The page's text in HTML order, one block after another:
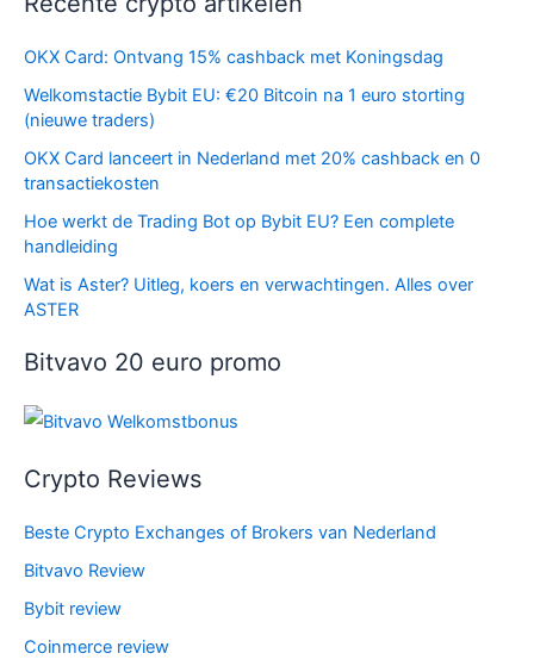
OKX Card: Ontvang 15% cashback met Koningsdag
Welkomstactie Bybit EU: €20 Bitcoin na 1 euro storting
(nieuwe traders)
OKX Card lanceert in Nederland met 20% cashback en 0
transactiekosten
Hoe werkt de Trading Bot op Bybit EU? Een complete
handleiding
Wat is Aster? Uitleg, koers en verwachtingen. Alles over
ASTER
Bitvavo 20 euro promo
Crypto Reviews
Beste Crypto Exchanges of Brokers van Nederland
Bitvavo Review
Bybit review
Coinmerce review